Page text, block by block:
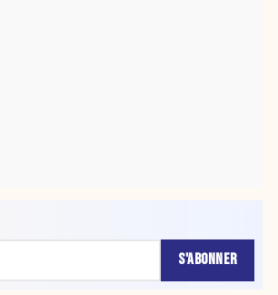
S'ABONNER